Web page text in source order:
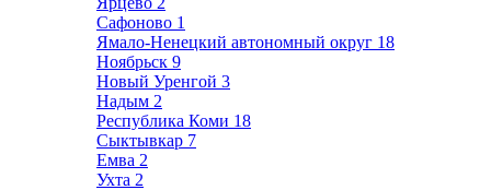
Сафоново 1
Ямало-Ненецкий автономный округ 18
Ноябрьск 9
Новый Уренгой 3
Надым 2
Республика Коми 18
Сыктывкар 7
Емва 2
Ухта 2